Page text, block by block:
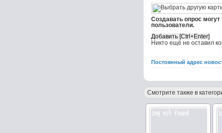
Создавать опрос
пользователи.
Никто ещё не оставил
Постоянный адрес
Смотрите также в